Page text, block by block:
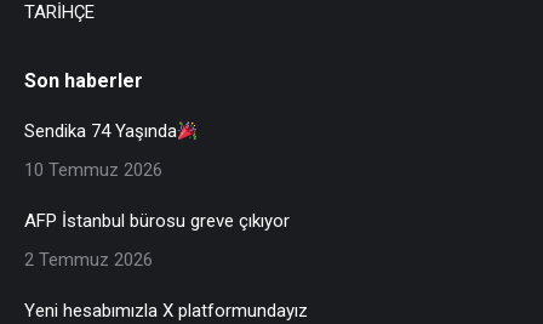
TARİHÇE
Son haberler
Sendika 74 Yaşında
10 Temmuz 2026
AFP İstanbul bürosu greve çıkıyor
2 Temmuz 2026
Yeni hesabımızla X platformundayız